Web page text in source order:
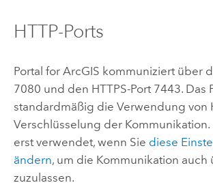
HTTP-Ports
Portal for ArcGIS kommuniziert über
7080 und den HTTPS-Port 7443. Das
standardmäßig die Verwendung von
Verschlüsselung der Kommunikation.
erst verwendet, wenn Sie diese
ändern, um die Kommunikation auch
zuzulassen.